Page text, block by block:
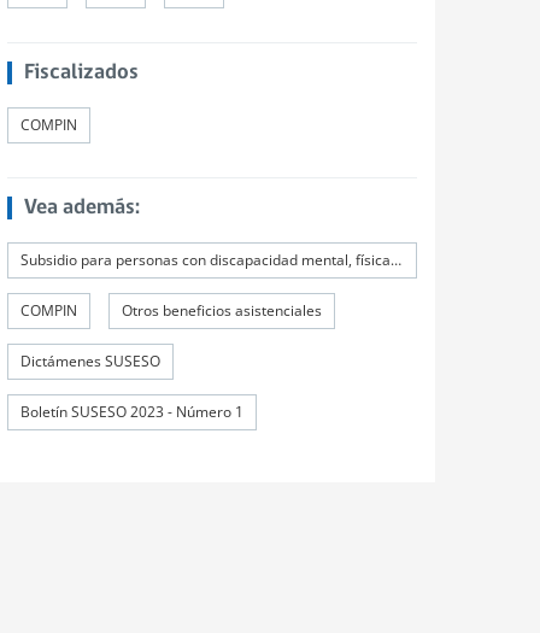
Fiscalizados
COMPIN
Vea además:
Subsidio para personas con discapacidad mental, física y sensorial severa, menores de 18 años
COMPIN Otros beneficios asistenciales
Dictámenes SUSESO
Boletín SUSESO 2023 - Número 1